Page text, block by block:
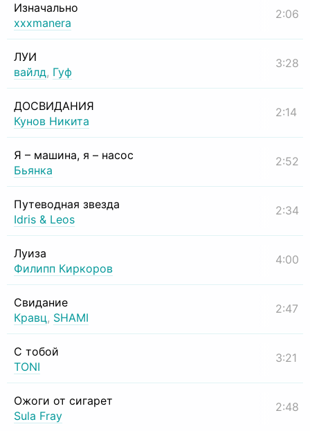
Изначально
xxxmanera
2:06
ЛУИ
вайлд, Гуф
3:28
ДОСВИДАНИЯ
Кунов Никита
2:14
Я – машина, я – насос
Бьянка
2:52
Путеводная звезда
Idris & Leos
2:34
Луиза
Филипп Киркоров
4:00
Свидание
Кравц, SHAMI
2:47
С тобой
TONI
3:21
Ожоги от сигарет
Sula Fray
2:48